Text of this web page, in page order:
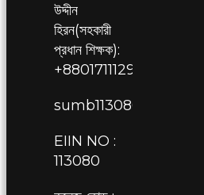
উদ্দীন
হিরন(সহকারী
প্রধান শিক্ষক):
+8801711129709
EIIN NO :
113080